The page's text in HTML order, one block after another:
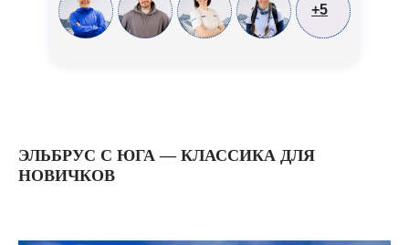
+5
ЭЛЬБРУС С ЮГА — КЛАССИКА ДЛЯ
НОВИЧКОВ